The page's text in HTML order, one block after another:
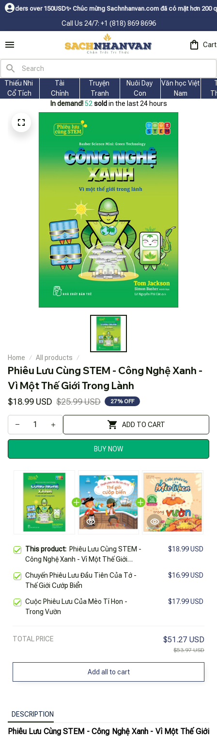
150USDㅤ✨Chúc mừng Sachnhanvan.com đã có mặt hơn 200 quốc gia
Call Us 24/7: +1 (818) 869 8696
Cart
Thiếu Nhi
Cổ Tích
Tài
Chính
Truyện
Tranh
Nuôi Dạy
Con
Văn học Việt
Nam
In demand! 53 sold in the last 24 hours
Home All products
Phiêu Lưu Cùng STEM - Công Nghệ Xanh -
Vì Một Thế Giới Trong Lành
$18.99 USD $25.99 USD 27% OFF
ADD TO CART
BUY NOW
This product: Phiêu Lưu Cùng STEM -
Công Nghệ Xanh - Vì Một Thế Giới
$18.99 USD
Chuyến Phiêu Lưu Đầu Tiên Của Tớ -
Thế Giới Cướp Biển
$16.99 USD
Cuộc Phiêu Lưu Của Mèo Tí Hon -
Trong Vườn
$17.99 USD
TOTAL PRICE $51.27 USD
$53.97 USD
Add all to cart
DESCRIPTION
Phiêu Lưu Cùng STEM - Công Nghệ Xanh - Vì Một Thế Giới